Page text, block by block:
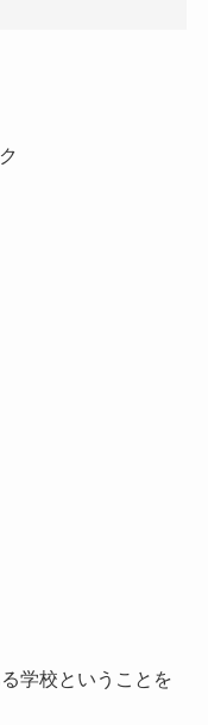
学校ということを